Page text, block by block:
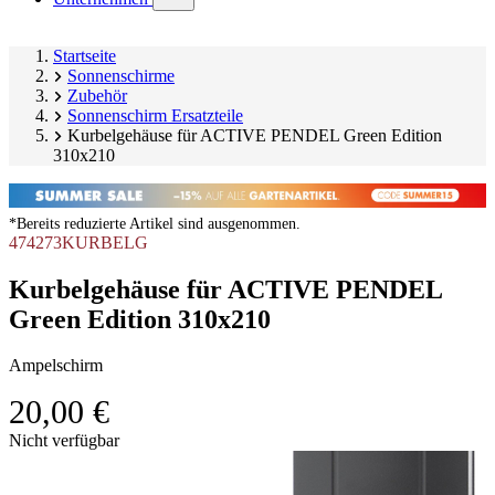
submenu)
Startseite
Sonnenschirme
Zubehör
Sonnenschirm Ersatzteile
Kurbelgehäuse für ACTIVE PENDEL Green Edition
310x210
*Bereits reduzierte Artikel sind ausgenommen.
474273KURBELG
Kurbelgehäuse für ACTIVE PENDEL
Green Edition 310x210
Ampelschirm
20,00 €
Produktgalerie
Nicht verfügbar